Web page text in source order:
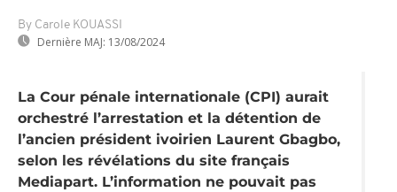
By Carole KOUASSI
Dernière MAJ: 13/08/2024
La Cour pénale internationale (CPI) aurait
orchestré l’arrestation et la détention de
l’ancien président ivoirien Laurent Gbagbo,
selon les révélations du site français
Mediapart. L’information ne pouvait pas